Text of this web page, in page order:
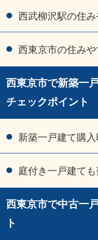
西武柳沢駅の住
西東京市の住み
西東京市で新築一
チェックポイント
新築一戸建て購
庭付き一戸建ても
西東京市で中古一
ト